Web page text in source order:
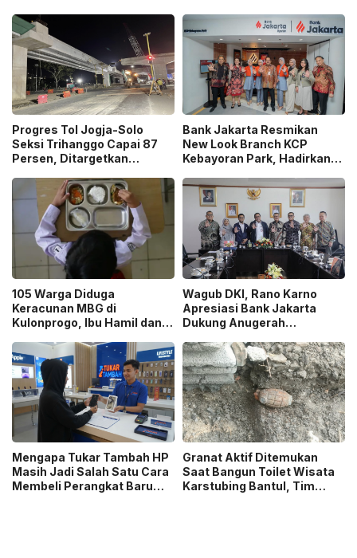
Progres Tol Jogja-Solo
Seksi Trihanggo Capai 87
Persen, Ditargetkan
Bawen Agustus 2026
Bank Jakarta Resmikan
New Look Branch KCP
Kebayoran Park, Hadirkan
Modern
105 Warga Diduga
Keracunan MBG di
Kulonprogo, Ibu Hamil dan
Terdampak
Wagub DKI, Rano Karno
Apresiasi Bank Jakarta
Dukung Anugerah
Dorong Karya Berkualitas
Sambut 5 Abad Jakarta
Mengapa Tukar Tambah HP
Masih Jadi Salah Satu Cara
Membeli Perangkat Baru
Granat Aktif Ditemukan
Saat Bangun Toilet Wisata
Karstubing Bantul, Tim